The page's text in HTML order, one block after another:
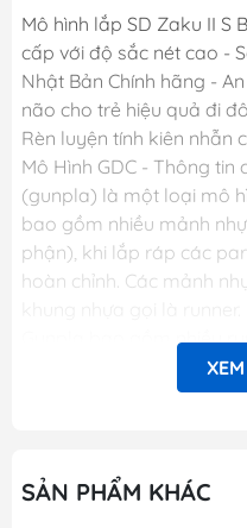
Mô hình lắp SD Zaku II S
cấp với độ sắc nét cao -
Nhật Bản Chính hãng -
não cho trẻ hiệu quả đi
Rèn luyện tính kiên nhẫn
Mô Hình GDC - Thông
(gunpla) là một loại mô
bao gồm nhiều mảnh
phận), khi lắp ráp các
hoàn chỉnh. Các mảnh
Gunpla bao gồm nhiều
quan, một tập sách nhỏ
sơ lược về mẫu Gundam
sẽ thỏa sức sáng tạo và
BANDAI – NHẬT BẢN
SẢN PHẨM KHÁC